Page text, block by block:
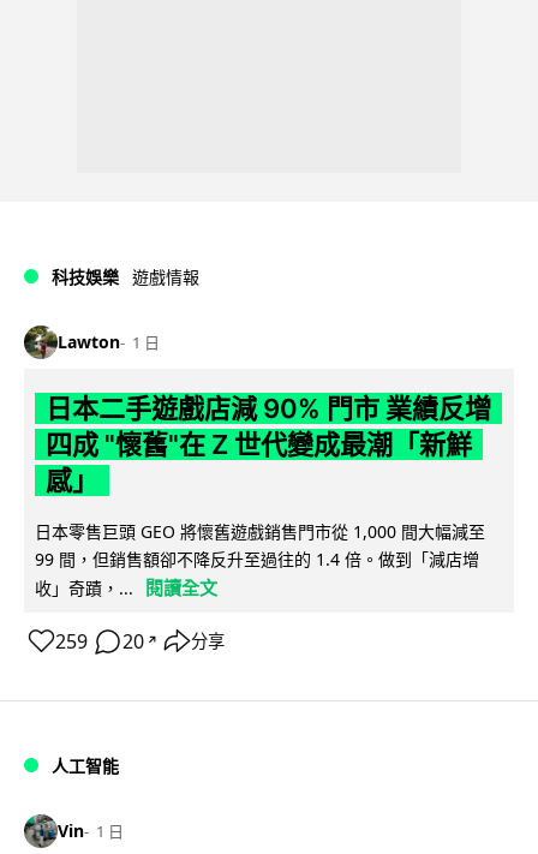
科技娛樂 遊戲情報
Lawton 1 日
日本二手遊戲店減 90% 門市 業績反增
四成 "懷舊"在 Z 世代變成最潮「新鮮
感」
日本零售巨頭 GEO 將懷舊遊戲銷售門市從 1,000 間大幅減至
99 間，但銷售額卻不降反升至過往的 1.4 倍。做到「減店增
收」奇蹟，...
閱讀全文
259 20 ↗ 分享
人工智能
Vin 1 日